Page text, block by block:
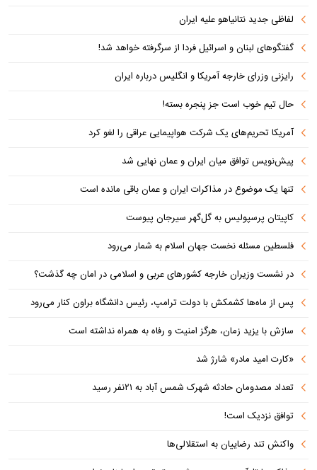
لفاظی جدید نتانیاهو علیه ایران
گفتگوهای لبنان و اسرائیل فردا از سرگرفته خواهد شد!
رایزنی وزرای خارجه آمریکا و انگلیس درباره ایران
حال تیم خوب است جز پنجره بسته!
آمریکا تحریم‌های یک شرکت هواپیمایی عراقی را لغو کرد
پیش‌نویس توافق میان ایران و عمان نهایی شد
تنها یک موضوع در مذاکرات ایران و عمان باقی مانده است
کاپیتان پرسپولیس به گل‌گهر سیرجان پیوست
فلسطین مسئله نخست جهان اسلام به شمار می‌رود
در نشست وزیران خارجه کشورهای عربی و اسلامی در امان چه گذشت؟
پس از ماه‌ها کشمکش با دولت ترامپ، رئیس دانشگاه براون کنار می‌رود
سازش با یزید زمان، هرگز امنیت و رفاه به همراه نداشته است
«کارت امید مادر» شارژ شد
تعداد مصدومان حادثه شهرک شمس آباد به ۲۱نفر رسید
توافق نزدیک است!
واکنش تند رضاییان به استقلالی‌ها